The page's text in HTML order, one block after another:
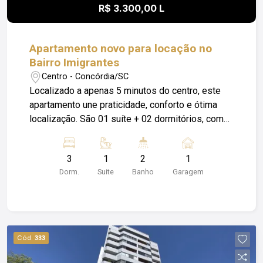
R$ 3.300,00 L
Apartamento novo para locação no
Bairro Imigrantes
Centro - Concórdia/SC
Localizado a apenas 5 minutos do centro, este
apartamento une praticidade, conforto e ótima
localização. São 01 suíte + 02 dormitórios, com
dia a dia. Conta com cozinha, banheiros e área de
serviço com móveis sob medida, trazendo mais
funcionalidade e aproveitamento dos espaços.
a família. Obs: Além do valor de aluguel o
locatário fica responsável pelo pagamento de
Condomínio; Luz; IPTU e Seguro Incêndio.
3
Dorm.
1
Suite
2
Banho
1
Garagem
Cód. 333